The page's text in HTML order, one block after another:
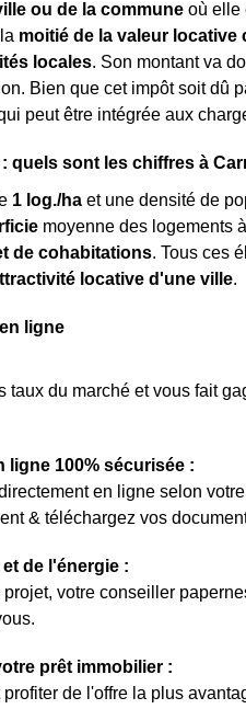
ou de la commune où elle
moitié de la valeur locative
locales. Son montant va
Bien que cet impôt soit dû
peut être intégrée aux
quels sont les chiffres à
1 log./ha et une densité de
moyenne des logements
de cohabitations. Tous ces
locative d'une ville.
ligne
du marché et vous fait
ligne 100% sécurisée :
en ligne selon
& téléchargez vos
de l'énergie :
votre conseiller
prêt immobilier :
de l'offre la plus